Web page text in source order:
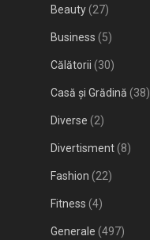
Beauty(27)
Business (5)
Călătorii (30)
Casă și Grădină (38)
Diverse (2)
Divertisment(8)
Fashion (22)
Fitness (4)
Generale (497)